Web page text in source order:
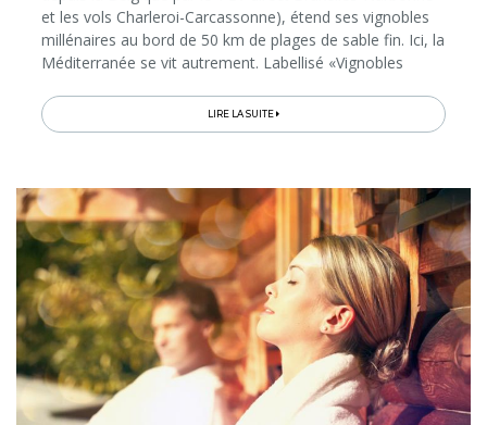
et les vols Charleroi-Carcassonne), étend ses vignobles
millénaires au bord de 50 km de plages de sable fin. Ici, la
Méditerranée se vit autrement. Labellisé «Vignobles
nombreuses possibilités de séjours dans des gîtes,
chambres d’hôtes et hôtels de charme au cœur de
idées de séjours au milieu des vignes, comprenant bien
d’autres découvertes, entre balades le long du Canal du
Midi, pauses détente et grande gastronomie…
LIRE LA SUITE